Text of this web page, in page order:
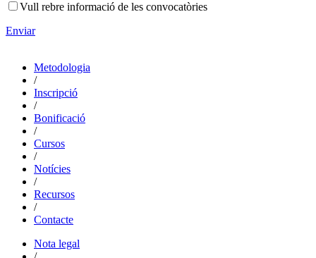
Vull rebre informació de les convocatòries
Enviar
Metodologia
/
Inscripció
/
Bonificació
/
Cursos
/
Notícies
/
Recursos
/
Contacte
Nota legal